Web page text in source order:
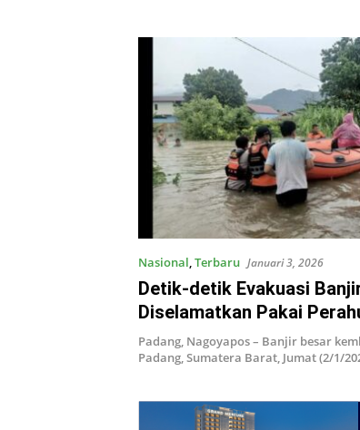
Nasional,Terbaru Januari 3, 2026
Detik-detik Evakuasi
Diselamatkan Pakai
Ambruk Total
Padang, Nagoyapos – Banjir besar
Padang, Sumatera Barat, Jumat (2/1/